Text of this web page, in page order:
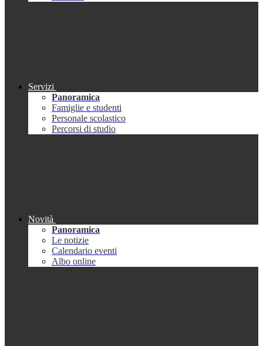
Servizi
Panoramica
Famiglie e studenti
Personale scolastico
Percorsi di studio
Novità
Panoramica
Le notizie
Calendario eventi
Albo online